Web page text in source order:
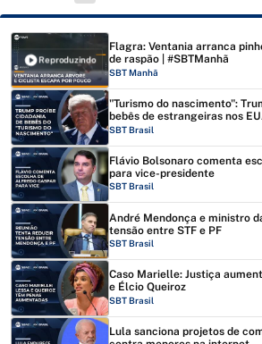
Reproduzindo
Flagra: Ventania arranca
de raspão | #SBTManhã
SBT Manhã
"Turismo do nascimento":
bebês de estrangeiras nos
SBT Brasil
Flávio Bolsonaro comenta
para vice-presidente
SBT Brasil
André Mendonça e ministro
tensão entre STF e PF
SBT Brasil
Caso Marielle: Justiça
e Élcio Queiroz
SBT Brasil
Lula sanciona projetos de